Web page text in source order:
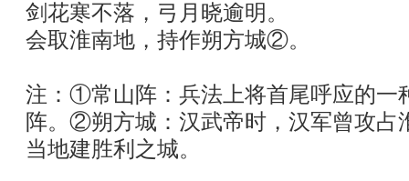
剑花寒不落，弓月晓逾明。
会取淮南地，持作朔方城②。
注：①常山阵：兵法上将首尾呼应的一
阵。②朔方城：汉武帝时，汉军曾攻占
当地建胜利之城。